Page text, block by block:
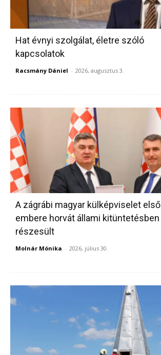
Hat évnyi szolgálat, életre szóló
kapcsolatok
Racsmány Dániel - 2026, augusztus 3.
A zágrábi magyar külképviselet első
embere horvát állami kitüntetésben
részesült
Molnár Mónika - 2026, július 30.